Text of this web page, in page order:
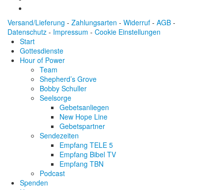
Versand/Lieferung - Zahlungsarten - Widerruf - AGB -
Datenschutz - Impressum - Cookie Einstellungen
Start
Gottesdienste
Hour of Power
Team
Shepherd’s Grove
Bobby Schuller
Seelsorge
Gebetsanliegen
New Hope Line
Gebetspartner
Sendezeiten
Empfang TELE 5
Empfang Bibel TV
Empfang TBN
Podcast
Spenden